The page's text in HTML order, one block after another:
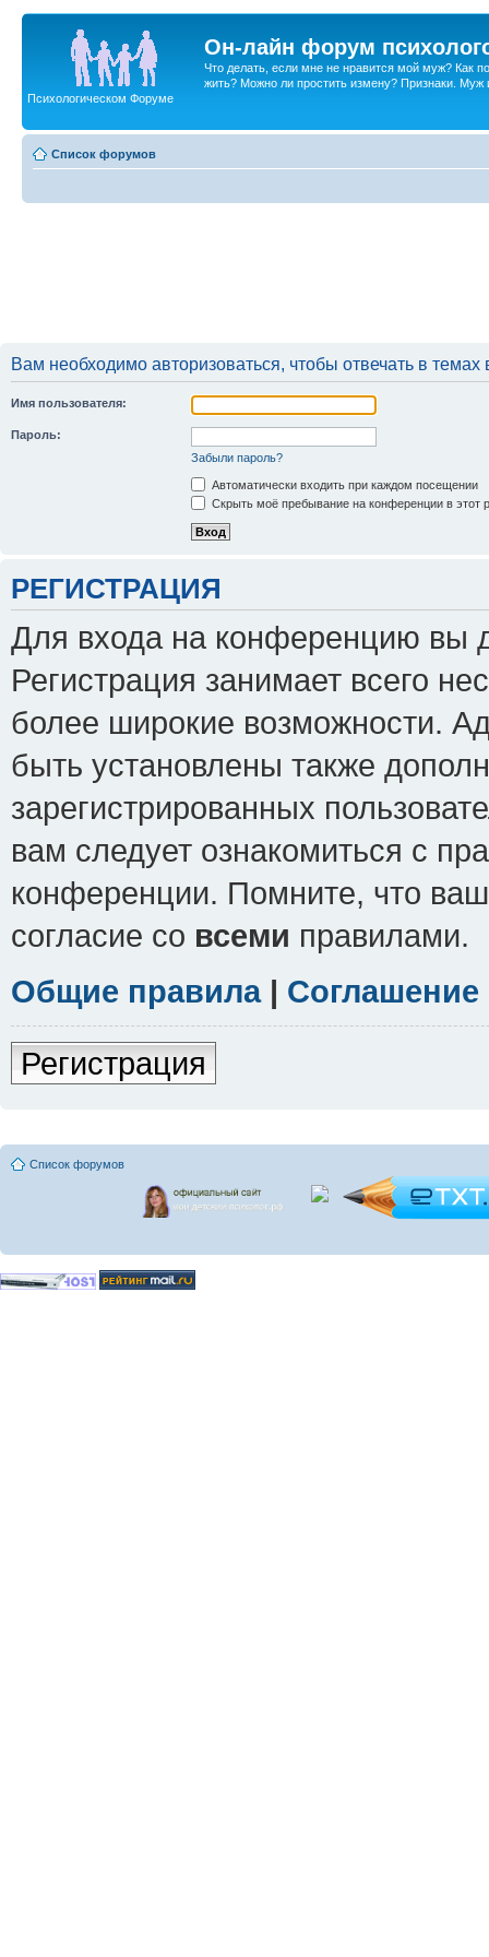
Он-лайн форум
Что делать, если мне не нравится мой муж? Как
жить? Можно ли простить измену? Признаки. Муж
Психологическом Форуме
Список форумов
Вам необходимо авторизоваться, чтобы отвечать в
Имя пользователя:
Пароль:
Забыли пароль?
Автоматически входить при каждом посещении
Скрыть моё пребывание на конференции в этот
РЕГИСТРАЦИЯ
Для входа на конференцию вы
Регистрация занимает всего
более широкие возможности.
быть установлены также
зарегистрированных
вам следует ознакомиться с
конференции. Помните, что
согласие со всеми правилами.
Общие правила|
Регистрация
Список форумов